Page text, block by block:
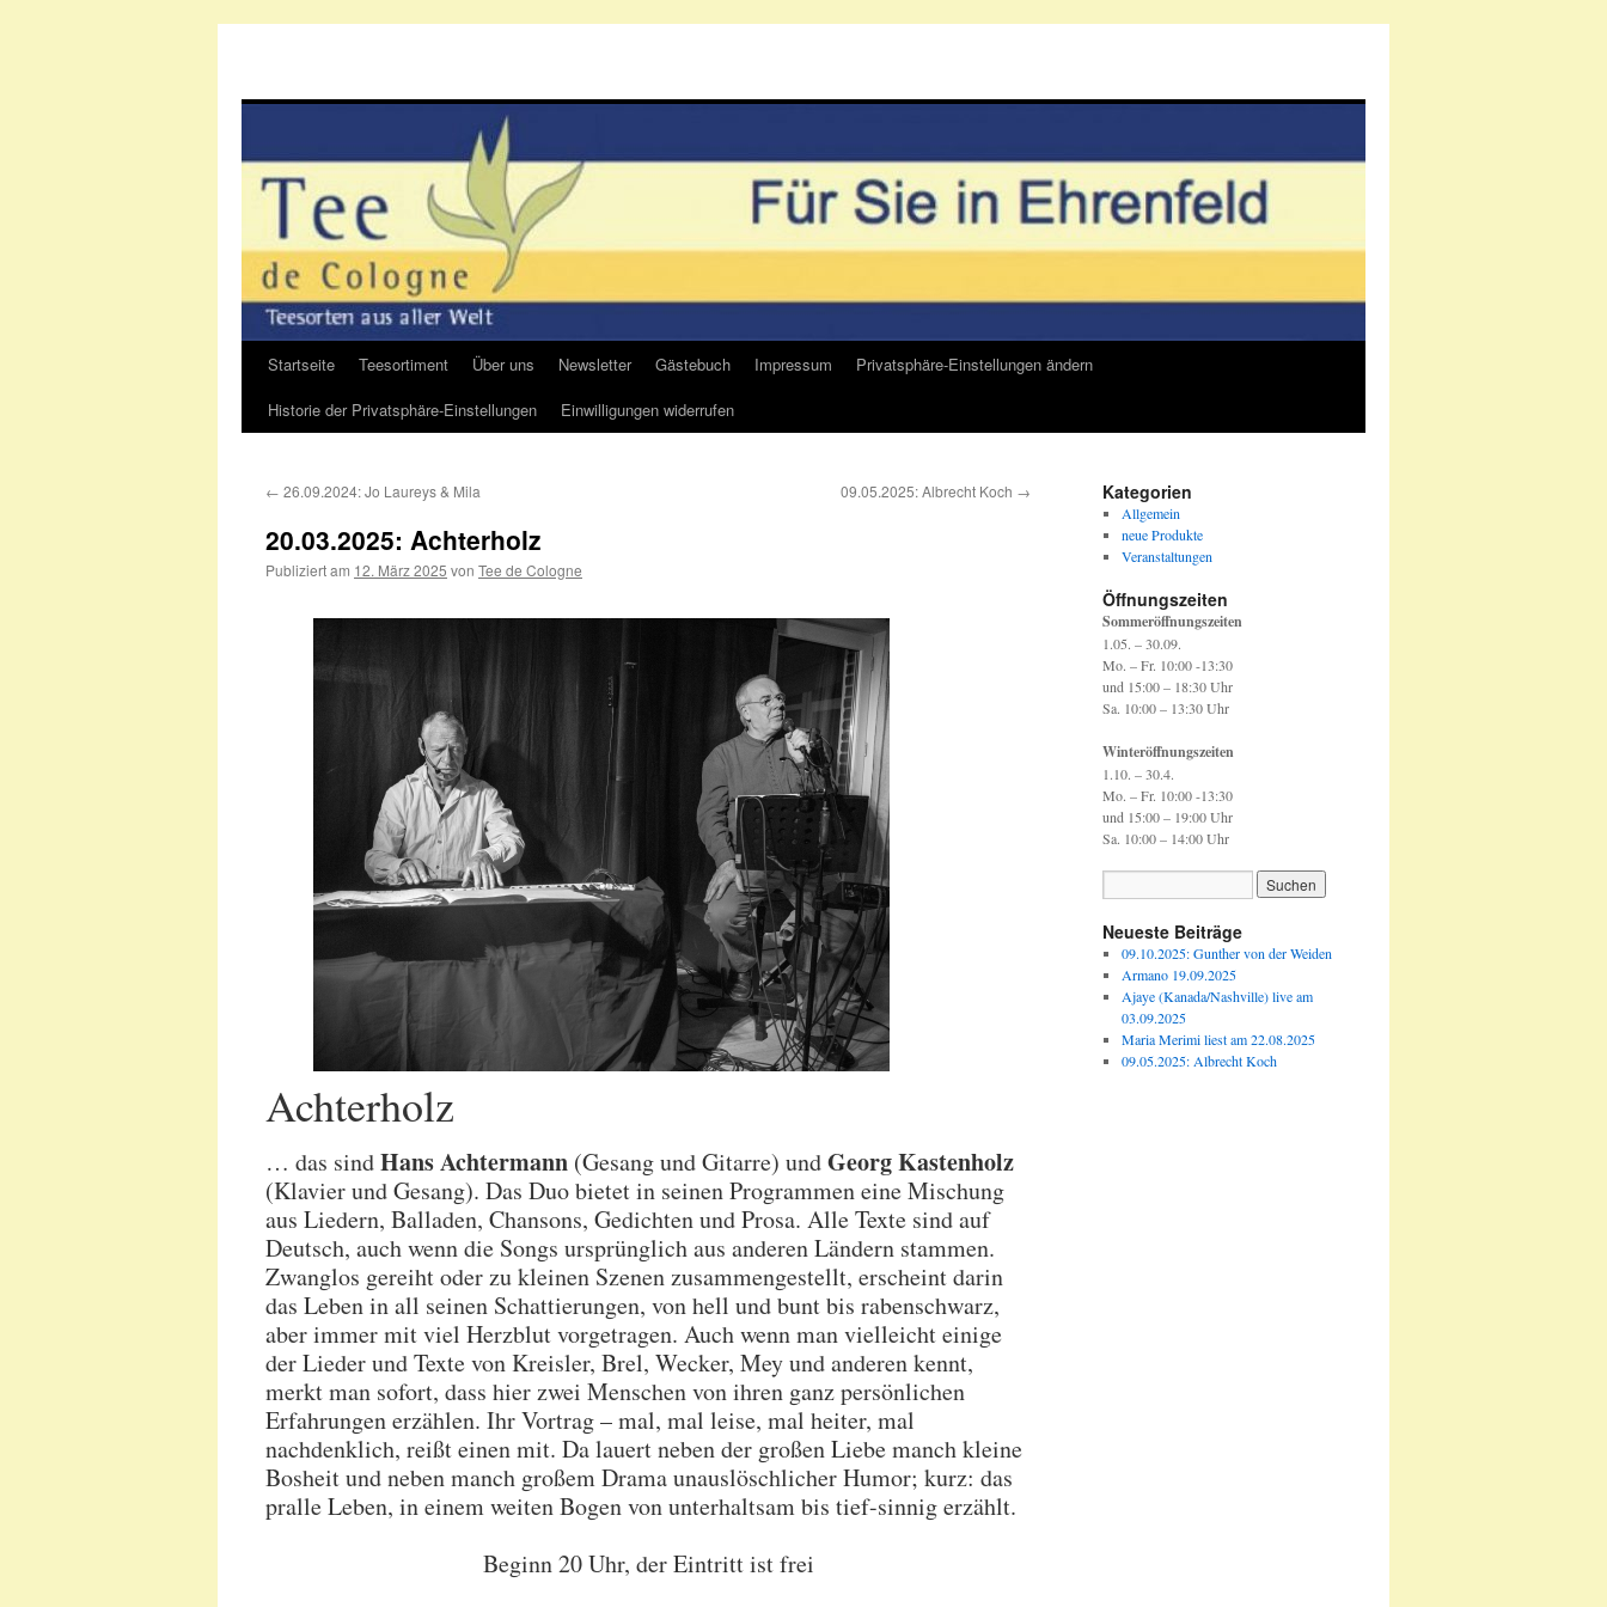
Zum
Inhalt
Startseite Teesortiment Über uns Newsletter Gästebuch Impressum
Privatsphäre-Einstellungen ändern
Historie der Privatsphäre-Einstellungen
Einwilligungen widerrufen
← 26.09.2024: Jo Laureys & Mila 09.05.2025: Albrecht Koch →
20.03.2025: Achterholz
Publiziert am 12. März 2025 von Tee de Cologne
Achterholz
… das sindHans Achtermann (Gesang und Gitarre) undGeorg Kastenholz
(Klavier und Gesang). Das Duo bietet in seinen Programmen eine Mischung
aus Liedern, Balladen, Chansons, Gedichten und Prosa. Alle Texte sind auf
Deutsch, auch wenn die Songs ursprünglich aus anderen Ländern stammen.
Zwanglos gereiht oder zu kleinen Szenen zusammengestellt, erscheint darin
das Leben in all seinen Schattierungen, von hell und bunt bis rabenschwarz,
aber immer mit viel Herzblut vorgetragen. Auch wenn man vielleicht einige
der Lieder und Texte von Kreisler, Brel, Wecker, Mey und anderen kennt,
merkt man sofort, dass hier zwei Menschen von ihren ganz persönlichen
Erfahrungen erzählen. Ihr Vortrag – mal, mal leise, mal heiter, mal
nachdenklich, reißt einen mit. Da lauert neben der großen Liebe manch kleine
Bosheit und neben manch großem Drama unauslöschlicher Humor; kurz: das
pralle Leben, in einem weiten Bogen von unterhaltsam bis tief-sinnig erzählt.
Beginn 20 Uhr, der Eintritt ist frei
Kategorien
Allgemein
neue Produkte
Veranstaltungen
Öffnungszeiten
Sommeröffnungszeiten
1.05. – 30.09.
Mo. – Fr. 10:00 -13:30
und 15:00 – 18:30 Uhr
Sa. 10:00 – 13:30 Uhr
Winteröffnungszeiten
1.10. – 30.4.
Mo. – Fr. 10:00 -13:30
und 15:00 – 19:00 Uhr
Sa. 10:00 – 14:00 Uhr
Neueste Beiträge
09.10.2025: Gunther von der Weiden
Armano 19.09.2025
Ajaye (Kanada/Nashville) live am
03.09.2025
Maria Merimi liest am 22.08.2025
09.05.2025: Albrecht Koch